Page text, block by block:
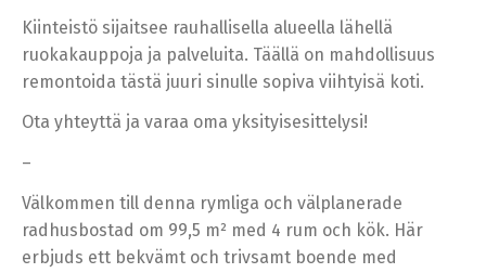
Kiinteistö sijaitsee rauhallisella alueella lähellä
ruokakauppoja ja palveluita. Täällä on mahdollisuus
remontoida tästä juuri sinulle sopiva viihtyisä koti.
Ota yhteyttä ja varaa oma yksityisesittelysi!
–
Välkommen till denna rymliga och välplanerade
radhusbostad om 99,5 m² med 4 rum och kök. Här
erbjuds ett bekvämt och trivsamt boende med